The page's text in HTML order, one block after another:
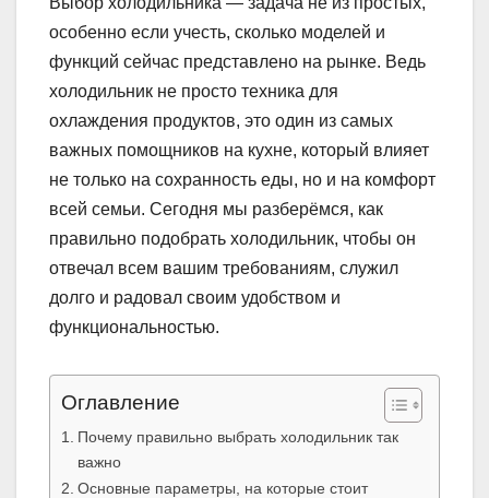
особенно если учесть, сколько моделей и
функций сейчас представлено на рынке. Ведь
холодильник не просто техника для
охлаждения продуктов, это один из самых
важных помощников на кухне, который влияет
не только на сохранность еды, но и на комфорт
всей семьи. Сегодня мы разберёмся, как
правильно подобрать холодильник, чтобы он
отвечал всем вашим требованиям, служил
долго и радовал своим удобством и
функциональностью.
Оглавление
Почему правильно выбрать холодильник так
важно
Основные параметры, на которые стоит